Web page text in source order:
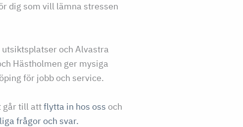
dig som vill lämna stressen
och Alvastra
Hästholmen ger mysiga
för jobb och service.
går till attflytta in hos oss och
frågor och svar.